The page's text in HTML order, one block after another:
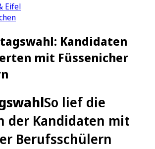
Eifel
Kandidaten
mit Füssenicher
So lief die
der Kandidaten mit
Berufsschülern